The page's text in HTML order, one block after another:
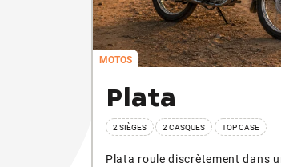
MOTOS
Plata
2 SIÈGES 2 CASQUES TOP CASE
Plata roule discrètement dans